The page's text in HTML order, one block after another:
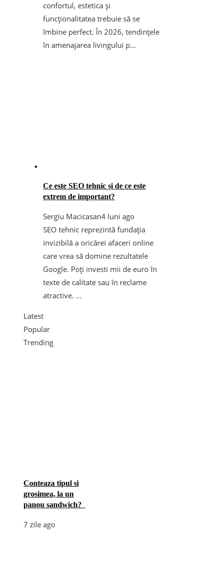
confortul, estetica și
funcționalitatea trebuie să se
îmbine perfect. În 2026, tendințele
în amenajarea livingului p...
Ce este SEO tehnic și de ce este
extrem de important?
Sergiu Macicasan4 luni ago
SEO tehnic reprezintă fundația
invizibilă a oricărei afaceri online
care vrea să domine rezultatele
Google. Poți investi mii de euro în
texte de calitate sau în reclame
atractive. ...
Latest
Popular
Trending
Conteaza tipul si
grosimea, la un
panou sandwich?
7 zile ago